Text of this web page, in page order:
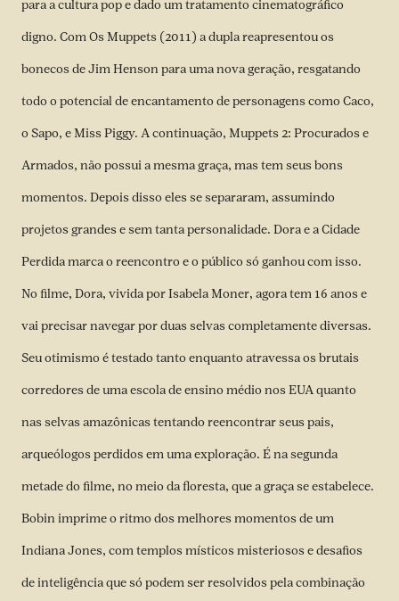
para a cultura pop e dado um tratamento cinematográfico
digno. Com Os Muppets (2011) a dupla reapresentou os
bonecos de Jim Henson para uma nova geração, resgatando
todo o potencial de encantamento de personagens como Caco,
o Sapo, e Miss Piggy. A continuação, Muppets 2: Procurados e
Armados, não possui a mesma graça, mas tem seus bons
momentos. Depois disso eles se separaram, assumindo
projetos grandes e sem tanta personalidade. Dora e a Cidade
Perdida marca o reencontro e o público só ganhou com isso.
No filme, Dora, vivida por Isabela Moner, agora tem 16 anos e
vai precisar navegar por duas selvas completamente diversas.
Seu otimismo é testado tanto enquanto atravessa os brutais
corredores de uma escola de ensino médio nos EUA quanto
nas selvas amazônicas tentando reencontrar seus pais,
arqueólogos perdidos em uma exploração. É na segunda
metade do filme, no meio da floresta, que a graça se estabelece.
Bobin imprime o ritmo dos melhores momentos de um
Indiana Jones, com templos místicos misteriosos e desafios
de inteligência que só podem ser resolvidos pela combinação